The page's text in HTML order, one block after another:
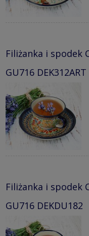
Filiżanka i spodek
GU716 DEK312ART
Filiżanka i spodek
GU716 DEKDU182